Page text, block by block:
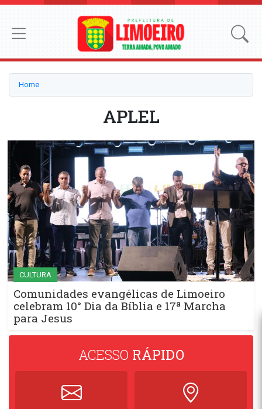
Home
APLEL
CULTURA
Comunidades evangélicas de Limoeiro
celebram 10° Dia da Bíblia e 17ª Marcha
para Jesus
ACESSO RÁPIDO